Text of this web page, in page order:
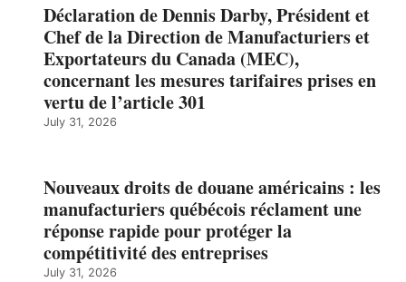
Déclaration de Dennis Darby, Président et
Chef de la Direction de Manufacturiers et
Exportateurs du Canada (MEC),
concernant les mesures tarifaires prises en
vertu de l’article 301
July 31, 2026
Nouveaux droits de douane américains : les
manufacturiers québécois réclament une
réponse rapide pour protéger la
compétitivité des entreprises
July 31, 2026